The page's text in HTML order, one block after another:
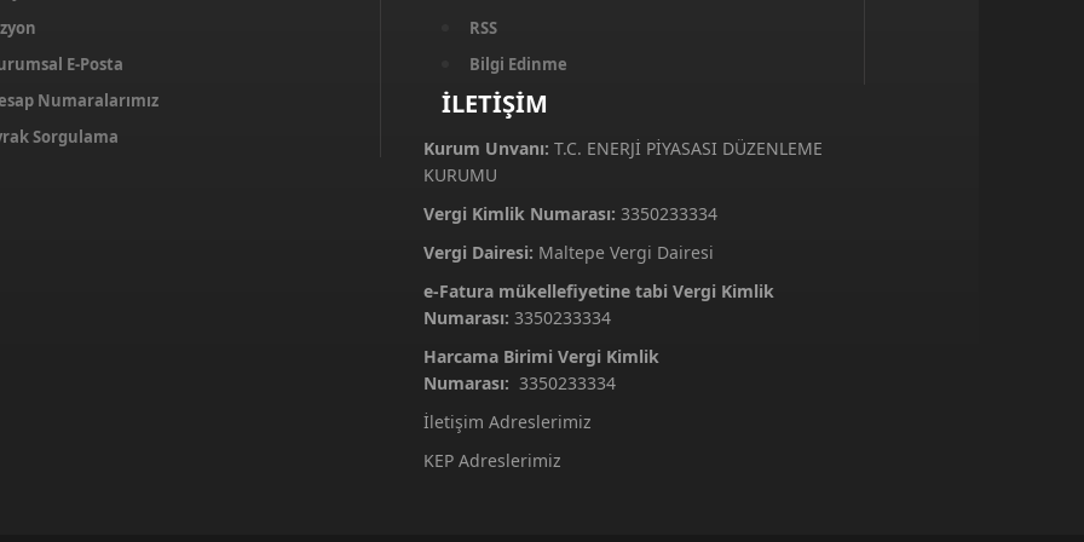
E-Posta
Numaralarımız
Sorgulama
RSS
Bilgi Edinme
İLETİŞİM
Kurum Unvanı: T.C. ENERJİ PİYASASI DÜZENLEME
KURUMU
Vergi Kimlik Numarası: 3350233334
Vergi Dairesi: Maltepe Vergi Dairesi
e-Fatura mükellefiyetine tabi Vergi Kimlik
Numarası: 3350233334
Harcama Birimi Vergi Kimlik
Numarası: 3350233334
İletişim Adreslerimiz
KEP Adreslerimiz